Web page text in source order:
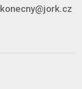
konecny@jork.cz